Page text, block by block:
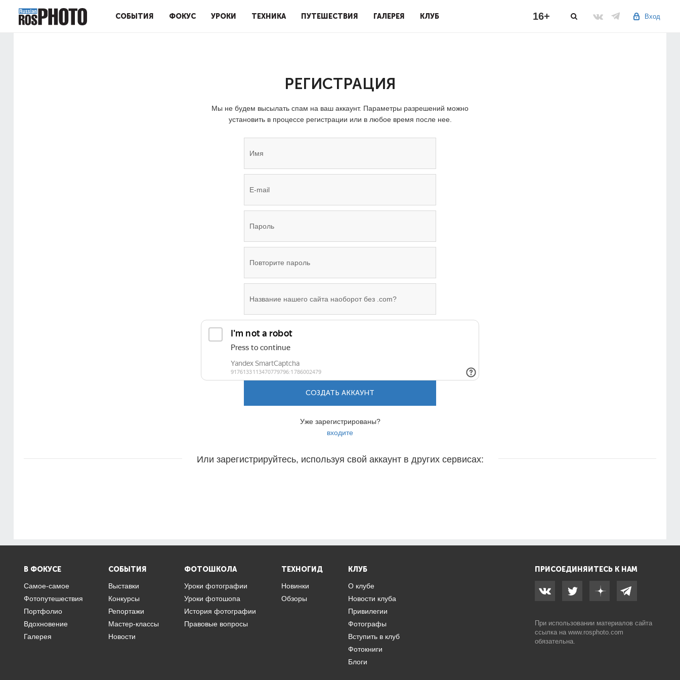
СОБЫТИЯ ФОКУС УРОКИ ТЕХНИКА ПУТЕШЕСТВИЯ ГАЛЕРЕЯ КЛУБ Вход
16+
РЕГИСТРАЦИЯ
Мы не будем высылать спам на ваш аккаунт. Параметры разрешений можно
установить в процессе регистрации или в любое время после нее.
СОЗДАТЬ АККАУНТ
Уже зарегистрированы?
входите
Или зарегистрируйтесь, используя свой аккаунт в других сервисах:
В ФОКУСЕ
Самое-самое
Фотопутешествия
Портфолио
Вдохновение
Галерея
СОБЫТИЯ
Выставки
Конкурсы
Репортажи
Мастер-классы
Новости
ФОТОШКОЛА
Уроки фотографии
Уроки фотошопа
История фотографии
Правовые вопросы
ТЕХНОГИД
Новинки
Обзоры
КЛУБ
О клубе
Новости клуба
Привилегии
Фотографы
Вступить в клуб
Фотокниги
Блоги
ПРИСОЕДИНЯЙТЕСЬ К НАМ
При использовании материалов сайта
ссылка на www.rosphoto.com
обязательна.